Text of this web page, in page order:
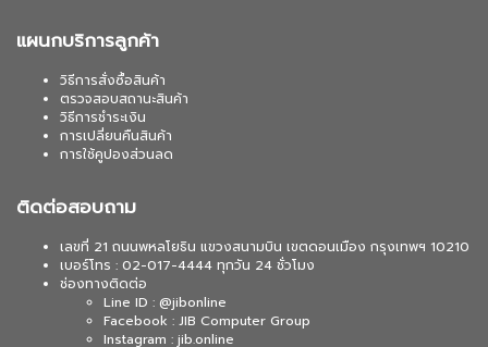
แผนกบริการลูกค้า
วิธีการสั่งซื้อสินค้า
ตรวจสอบสถานะสินค้า
วิธีการชำระเงิน
การเปลี่ยนคืนสินค้า
การใช้คูปองส่วนลด
ติดต่อสอบถาม
เลขที่ 21 ถนนพหลโยธิน แขวงสนามบิน เขตดอนเมือง กรุงเทพฯ 10210
เบอร์โทร : 02-017-4444 ทุกวัน 24 ชั่วโมง
ช่องทางติดต่อ
Line ID : @jibonline
Facebook : JIB Computer Group
Instagram : jib.online